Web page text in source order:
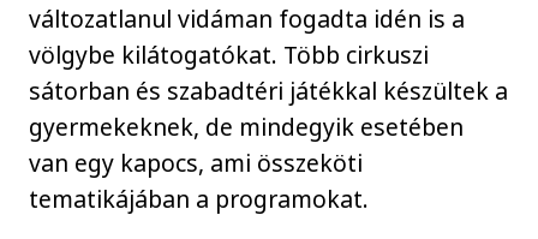
változatlanul vidáman fogadta idén is a
völgybe kilátogatókat. Több cirkuszi
sátorban és szabadtéri játékkal készültek a
gyermekeknek, de mindegyik esetében
van egy kapocs, ami összeköti
tematikájában a programokat.